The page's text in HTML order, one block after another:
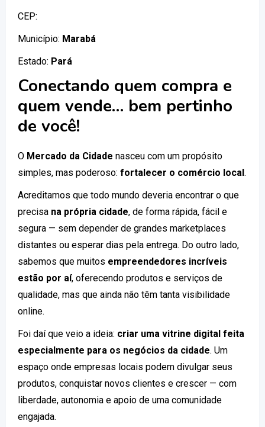
CEP:
Município: Marabá
Estado: Pará
Conectando quem compra e
quem vende… bem pertinho
de você!
O Mercado da Cidade nasceu com um propósito
simples, mas poderoso: fortalecer o comércio local.
Acreditamos que todo mundo deveria encontrar o que
precisa na própria cidade, de forma rápida, fácil e
segura — sem depender de grandes marketplaces
distantes ou esperar dias pela entrega. Do outro lado,
sabemos que muitos empreendedores incríveis
estão por aí, oferecendo produtos e serviços de
qualidade, mas que ainda não têm tanta visibilidade
online.
Foi daí que veio a ideia: criar uma vitrine digital feita
especialmente para os negócios da cidade. Um
espaço onde empresas locais podem divulgar seus
produtos, conquistar novos clientes e crescer — com
liberdade, autonomia e apoio de uma comunidade
engajada.